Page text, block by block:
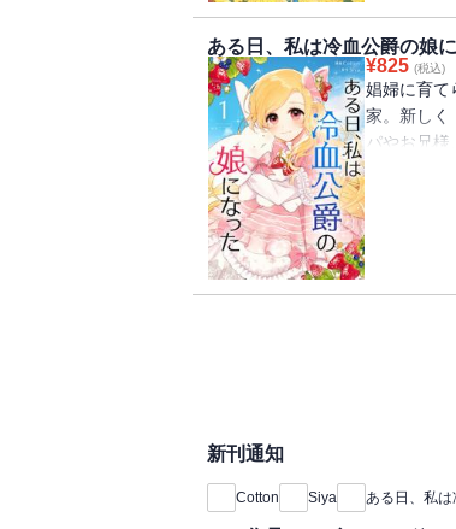
ある日、私は冷血公爵の娘
¥825 (税込)
娼婦に育て
家。新しく
パやお兄
のピンク
新刊通知
Cotton Siya ある日、私